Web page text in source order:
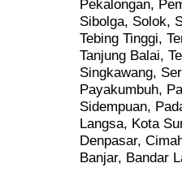
Pekalongan,
Sibolga, Solok,
Tebing Tinggi,
Tanjung Balai,
Singkawang,
Payakumbuh,
Sidempuan,
Langsa, Kota
Denpasar,
Banjar, Bandar